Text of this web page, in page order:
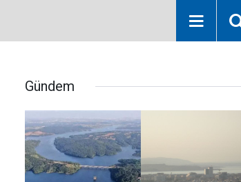
Gündem